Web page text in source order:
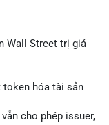
Wall Street trị giá
token hóa tài sản
cho phép issuer,